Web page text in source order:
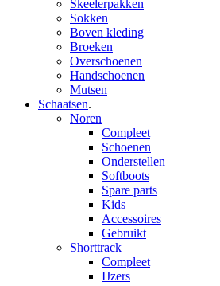
Skeelerpakken
Sokken
Boven kleding
Broeken
Overschoenen
Handschoenen
Mutsen
Schaatsen.
Noren
Compleet
Schoenen
Onderstellen
Softboots
Spare parts
Kids
Accessoires
Gebruikt
Shorttrack
Compleet
IJzers